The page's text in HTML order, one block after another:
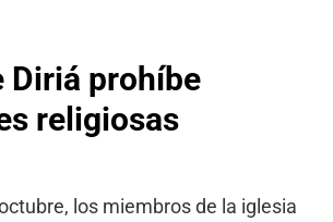
Diriá prohíbe
religiosas
los miembros de la iglesia